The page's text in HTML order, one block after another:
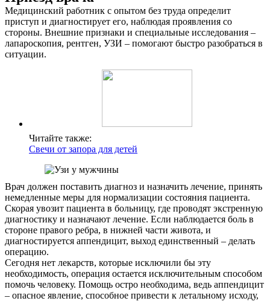
Медицинский работник с опытом без труда определит
приступ и диагностирует его, наблюдая проявления со
стороны. Внешние признаки и специальные исследования –
лапароскопия, рентген, УЗИ – помогают быстро разобраться в
ситуации.
Читайте также:
Свечи от запора для детей
Врач должен поставить диагноз и назначить лечение, принять
немедленные меры для нормализации состояния пациента.
Скорая увозит пациента в больницу, где проводят экстренную
диагностику и назначают лечение. Если наблюдается боль в
стороне правого ребра, в нижней части живота, и
диагностируется аппендицит, выход единственный – делать
операцию.
Сегодня нет лекарств, которые исключили бы эту
необходимость, операция остается исключительным способом
помочь человеку. Помощь остро необходима, ведь аппендицит
– опасное явление, способное привести к летальному исходу,